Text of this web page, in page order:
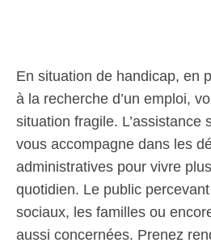
En situation de handicap, en
à la recherche d’un emploi,
situation fragile. L’assistance
vous accompagne dans les
administratives pour vivre
quotidien. Le public
sociaux, les familles ou
aussi concernées. Prenez